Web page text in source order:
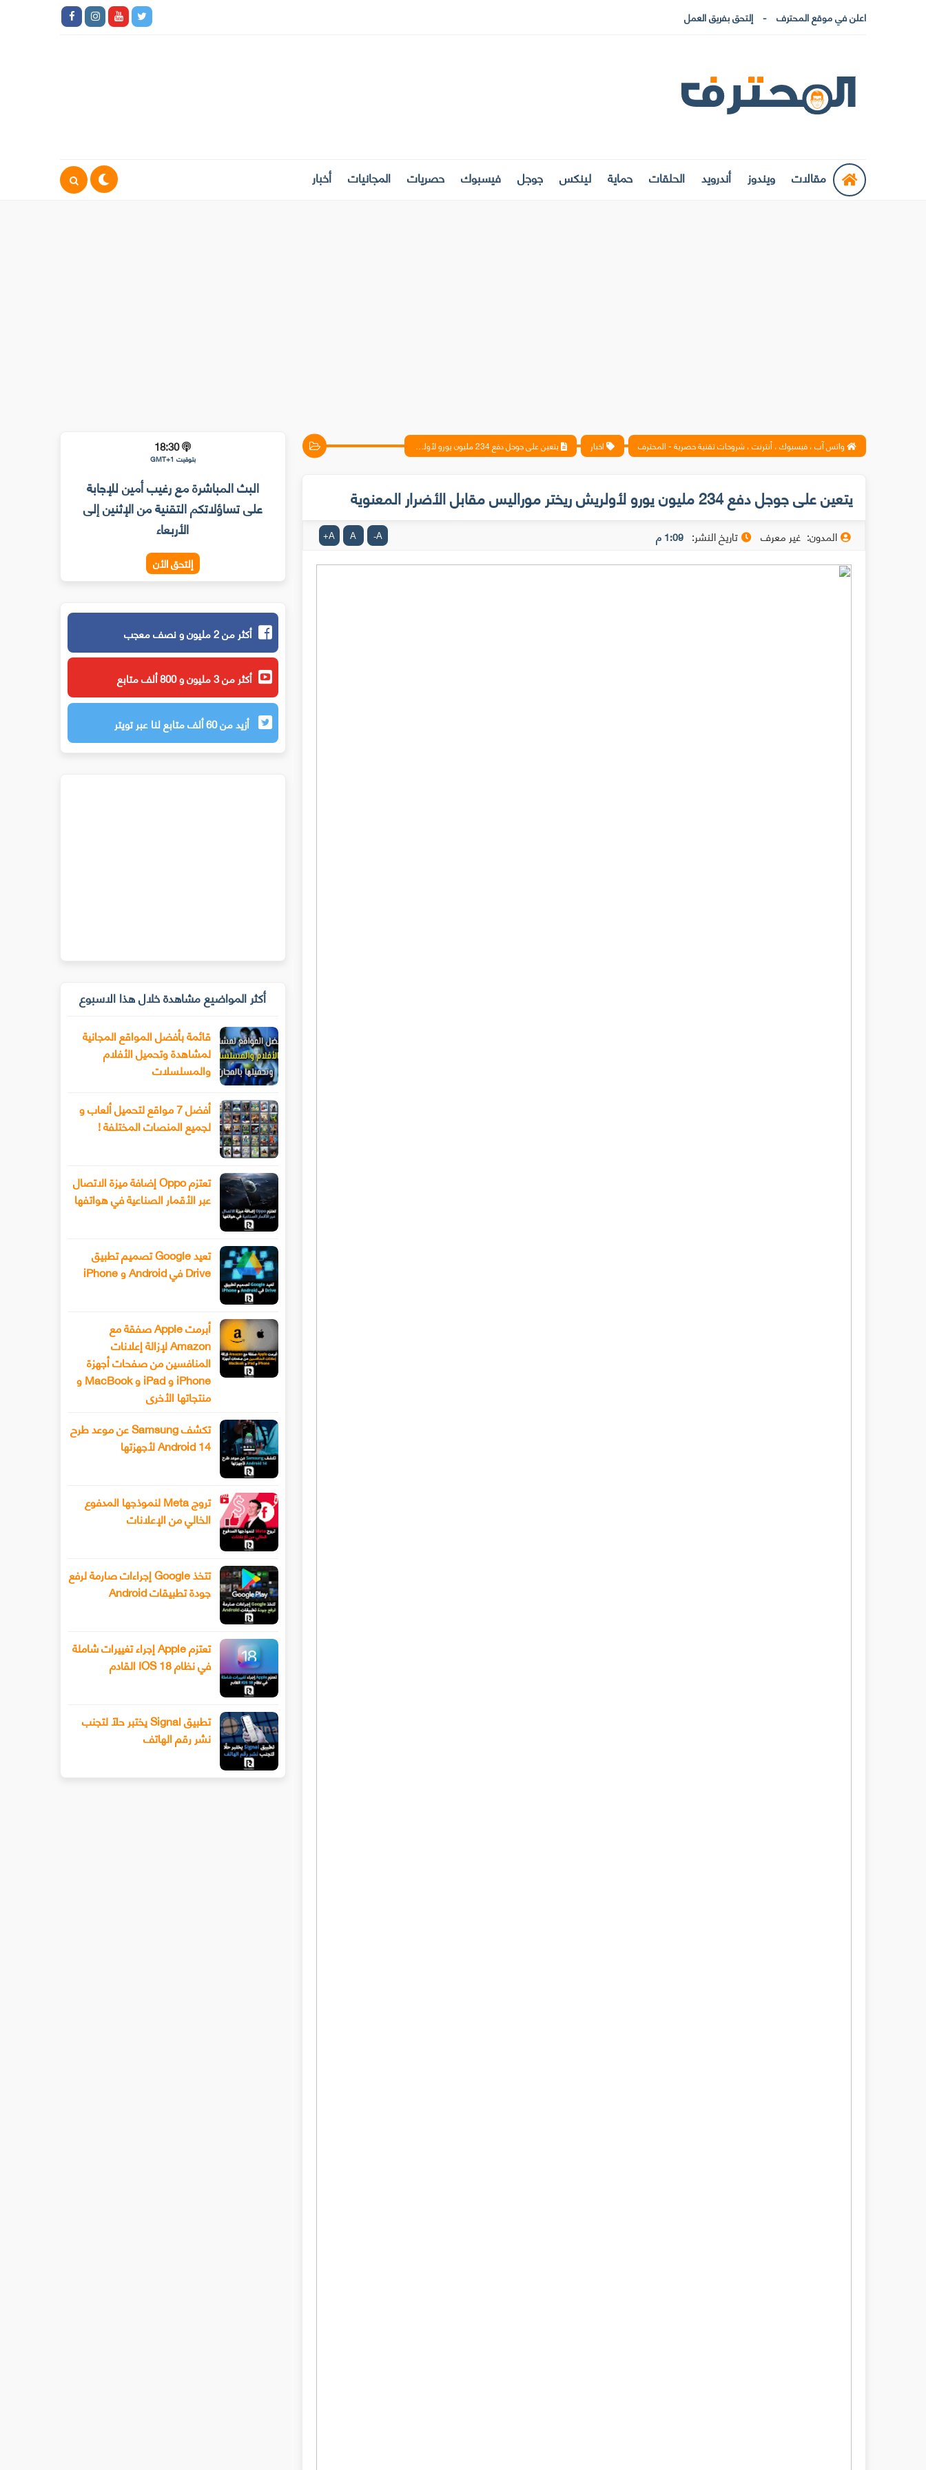
اعلن في موقع المحترف إلتحق بفريق العمل
مقالات ويندوز أندرويد الحلقات حماية لينكس جوجل فيسبوك حصريات المجانيات أخبار
واتس آب ، فيسبوك ، أنترنت ، شروحات تقنية حصرية - المحترف اخبار يتعين على جوجل دفع 234 مليون يورو لأولريش ريختر موراليس مقابل الأضرار المعنوية
يتعين على جوجل دفع 234 مليون يورو لأولريش ريختر موراليس مقابل الأضرار المعنوية
المدون: غير معرف تاريخ النشر: 1:09 م A
-
A
A
+
18:30
بتوقيت GMT+1
البث المباشرة مع رغيب أمين للإجابة
على تساؤلاتكم التقنية من الإثنين إلى
الأربعاء
إلتحق الأن
أكثر من 2 مليون و نصف معجب
أكثر من 3 مليون و 800 ألف متابع
أزيد من 60 ألف متابع لنا عبر تويتر
أكثر المواضيع مشاهدة خلال هذا الاسبوع
قائمة بأفضل المواقع المجانية
لمشاهدة وتحميل الأفلام
والمسلسلات
أفضل 7 مواقع لتحميل ألعاب و
لجميع المنصات المختلفة !
تعتزم Oppo إضافة ميزة الاتصال
عبر الأقمار الصناعية في هواتفها
تعيد Google تصميم تطبيق
Drive في Android و iPhone
أبرمت Apple صفقة مع
Amazon لإزالة إعلانات
المنافسين من صفحات أجهزة
iPhone و iPad و MacBook و
منتجاتها الأخرى
تكشف Samsung عن موعد طرح
Android 14 لأجهزتها
تروج Meta لنموذجها المدفوع
الخالي من الإعلانات
تتخذ Google إجراءات صارمة لرفع
جودة تطبيقات Android
تعتزم Apple إجراء تغييرات شاملة
في نظام IOS 18 القادم
تطبيق Signal يختبر حلًا لتجنب
نشر رقم الهاتف